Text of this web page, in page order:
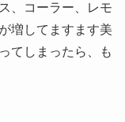
、コーラー、レモ
増してますます美
てしまったら、も